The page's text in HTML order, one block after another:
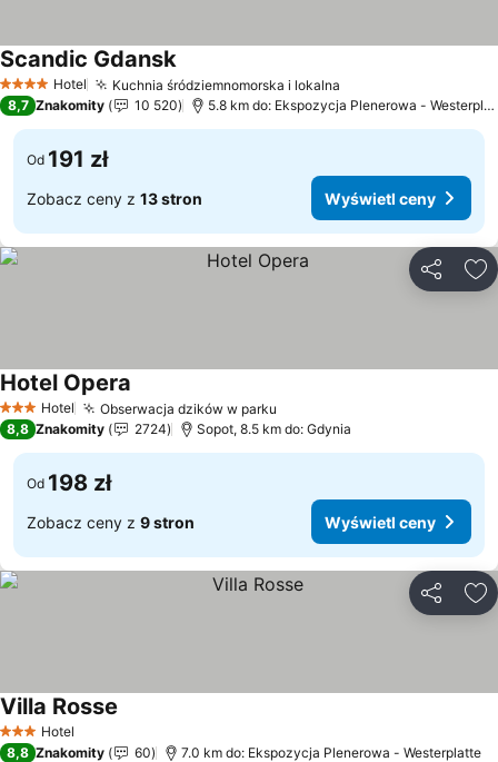
4 KategoriaHotel Kuchnia śródziemnomorska i lokalna
Scandic GdanskWyświetl ceny
8,7 Znakomity 10 520 5.8 km do: Ekspozycja Plenerowa -
Od 191 zł
Zobacz ceny z 13 stron Wyświetl ceny
3 Kategoria
Hotel Obserwacja dzików w parku
Hotel Opera
8,8 Znakomity 2724 Sopot, 8.5 km do: Gdynia
Od 198 zł
Zobacz ceny z 9 stron Wyświetl ceny
3 Kategoria
Hotel
Villa Rosse
8,8 Znakomity 60 7.0 km do: Ekspozycja Plenerowa - Westerplatte